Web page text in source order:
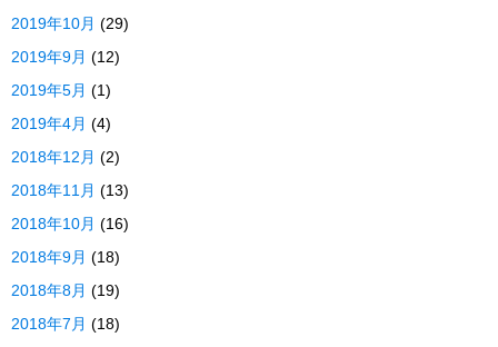
2019年10月 (29)
2019年9月 (12)
2019年5月 (1)
2019年4月 (4)
2018年12月 (2)
2018年11月 (13)
2018年10月 (16)
2018年9月 (18)
2018年8月 (19)
2018年7月 (18)